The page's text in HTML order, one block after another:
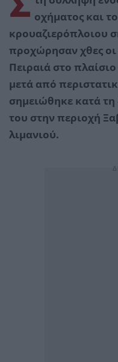
Σ οχήματος και
κρουαζιερόπλοιου
προχώρησαν χθες οι
Πειραιά στο
μετά από
σημειώθηκε κατά
του στην περιοχή
λιμανιού.